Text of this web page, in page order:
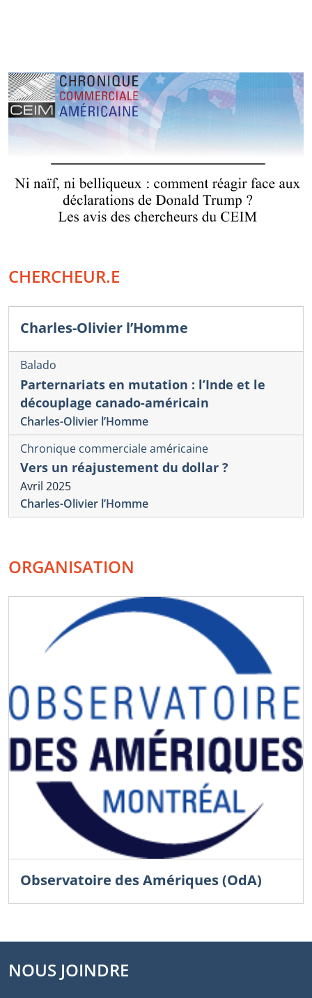
CHERCHEUR.E
Charles-Olivier l’Homme
Balado
Parternariats en mutation : l’Inde et le
découplage canado-américain
Charles-Olivier l’Homme
Chronique commerciale américaine
Vers un réajustement du dollar ?
Avril 2025
Charles-Olivier l’Homme
ORGANISATION
Observatoire des Amériques (OdA)
NOUS JOINDRE